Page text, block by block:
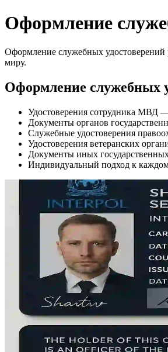
Оформление
Оформление служебных удостоверений
миру.
Оформление служебных
Удостоверения сотрудника МВД
Документы органов
Служебные удостоверения
Удостоверения ветеранских
Документы иных
Индивидуальный подход к